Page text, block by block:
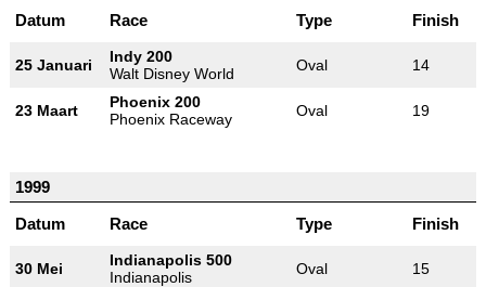
Datum
Race Type Finish
25 Januari
Indy 200
Walt Disney World
Oval 14
23 Maart
Phoenix 200
Phoenix Raceway
Oval 19
1999
Datum
Race Type Finish
30 Mei
Indianapolis 500
Indianapolis
Oval 15